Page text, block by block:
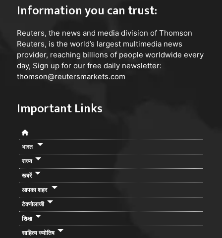
Information you can trust:
Reuters, the news and media division of Thomson
Reuters, is the world’s largest multimedia news
provider, reaching billions of people worldwide every
day, Sign up for our free daily newsletter:
thomson@reutersmarkets.com
Important Links
भारत
राज्य
खबरें
आपका शहर
टेक्नोलाजी
शिक्षा
साहित्य ज्योतिष